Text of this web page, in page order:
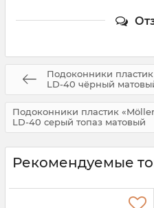
Подоконники
LD-40 чёрный
Подоконники пластик
LD-40 серый топаз матовый
Рекомендуемые